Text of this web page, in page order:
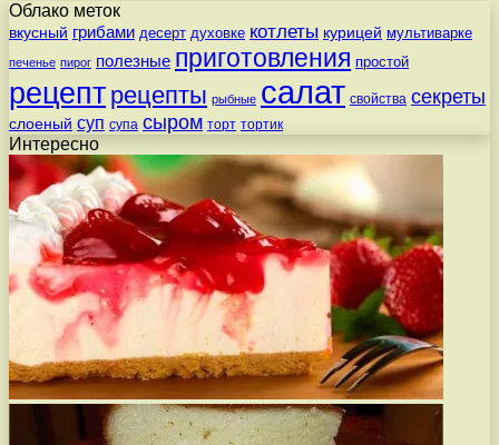
Облако меток
вкусный грибами десерт духовке котлеты курицей мультиварке
печенье пирог полезные приготовления простой
рецепт рецепты рыбные салат свойства секреты
слоеный суп супа сыром торт тортик
Интересно